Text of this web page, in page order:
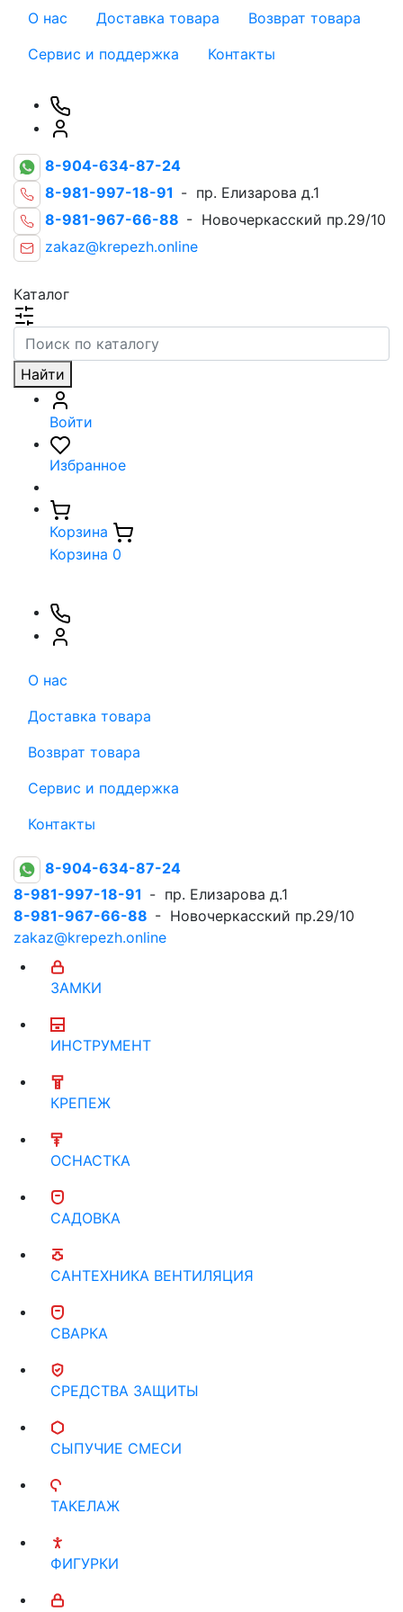
О нас Доставка товара
Возврат товара
Сервис и поддержка
Контакты
8-904-634-87-24
8-981-997-18-91 - пр. Елизарова д.1
8-981-967-66-88 - Новочеркасский пр.29/10
zakaz@krepezh.online
Каталог
Найти
Войти
Избранное
Корзина
Корзина 0
О нас
Доставка товара
Возврат товара
Сервис и поддержка
Контакты
8-904-634-87-24
8-981-997-18-91 - пр. Елизарова д.1
8-981-967-66-88 - Новочеркасский пр.29/10
zakaz@krepezh.online
ЗАМКИ
ИНСТРУМЕНТ
КРЕПЕЖ
ОСНАСТКА
САДОВКА
САНТЕХНИКА ВЕНТИЛЯЦИЯ
СВАРКА
СРЕДСТВА ЗАЩИТЫ
СЫПУЧИЕ СМЕСИ
ТАКЕЛАЖ
ФИГУРКИ